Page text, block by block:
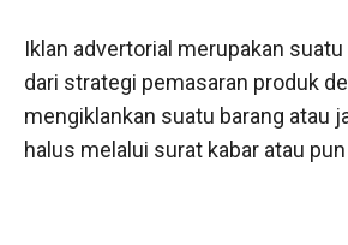
Iklan advertorial merupakan
dari strategi pemasaran produk
mengiklankan suatu barang atau
halus melalui surat kabar atau